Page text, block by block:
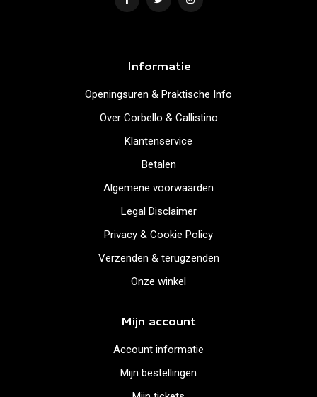
Informatie
Openingsuren & Praktische Info
Over Corbello & Callistino
Klantenservice
Betalen
Algemene voorwaarden
Legal Disclaimer
Privacy & Cookie Policy
Verzenden & terugzenden
Onze winkel
Mijn account
Account informatie
Mijn bestellingen